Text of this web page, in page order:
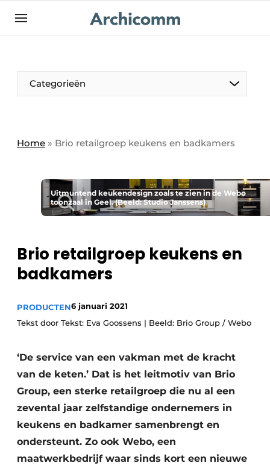
NL be-FR
Categorieën
Home » Brio retailgroep keukens en badkamers
Uitmuntend keukendesign zoals te zien in de Webo
toonzaal in Geel. (Beeld: Studio Janssens)
Brio retailgroep keukens en
badkamers
PRODUCTEN6 januari 2021
Tekst door Tekst: Eva Goossens | Beeld: Brio Group / Webo
‘De service van een vakman met de kracht
van de keten.’ Dat is het leitmotiv van Brio
Group, een sterke retailgroep die nu al een
zevental jaar zelfstandige ondernemers in
keukens en badkamer samenbrengt en
ondersteunt. Zo ook Webo, een
maatwerkbedrijf waar sinds kort een nieuwe